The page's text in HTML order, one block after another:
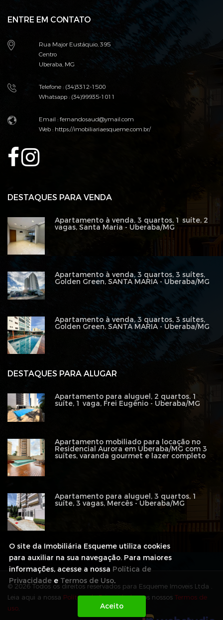
ENTRE EM CONTATO
Rua Major Eustáquio, 395
Centro
Uberaba, MG
Telefone : (34)3312-1500
Whatsapp : (34)99935-1011
Email :fernandosaud@ymail.com
Web :https://imobiliariaesqueme.com.br/
DESTAQUES PARA ALUGAR
Apartamento para aluguel, 2 quartos, 1
suíte, 1 vaga, Frei Eugênio - Uberaba/MG
Apartamento mobiliado para locação no
Residencial Aurora em Uberaba/MG com 3
suítes, varanda gourmet e lazer completo
Apartamento para aluguel, 3 quartos, 1
suíte, 3 vagas, Mercês - Uberaba/MG
DESTAQUES PARA VENDA
Apartamento à venda, 3 quartos, 1 suíte, 2
vagas, Santa Maria - Uberaba/MG
Apartamento à venda, 3 quartos, 3 suítes,
Golden Green, SANTA MARIA - Uberaba/MG
Apartamento à venda, 3 quartos, 3 suítes,
Golden Green, SANTA MARIA - Uberaba/MG
© 2026 Todos os direitos reservados para Esqueme Imoveis Ltda .
Leia aqui a nossa Política de Privacidadee os nossos Termos de
uso.
O site da Imobiliária Esqueme utiliza cookies
para auxiliar na sua navegação. Para maiores
informações, acesse a nossa Política de
Privacidade e Termos de Uso.